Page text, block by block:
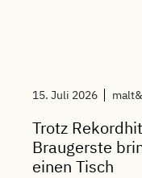
15. Juli 2026
Trotz
Braugerste
einen Tisch